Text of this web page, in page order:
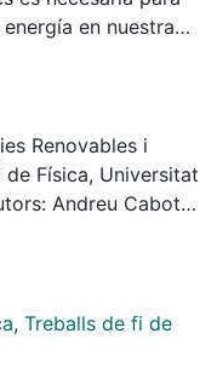
en nuestra
de los recursos
la producción
ineficiente,
la energía
calor. En este
termoeléctrica
industriales y
profundo en
Renovables i
Física, Universitat
Andreu Cabot
, Treballs de fi de